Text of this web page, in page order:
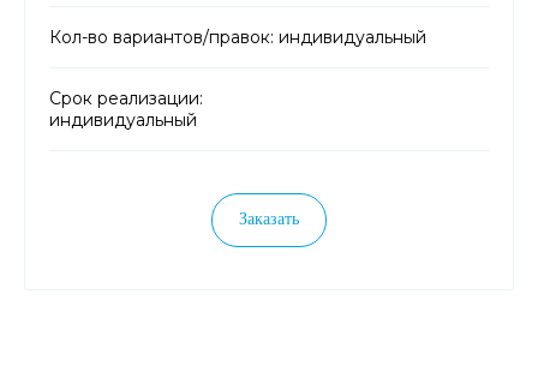
Кол-во вариантов/правок: индивидуальный
Срок реализации:
индивидуальный
Заказать